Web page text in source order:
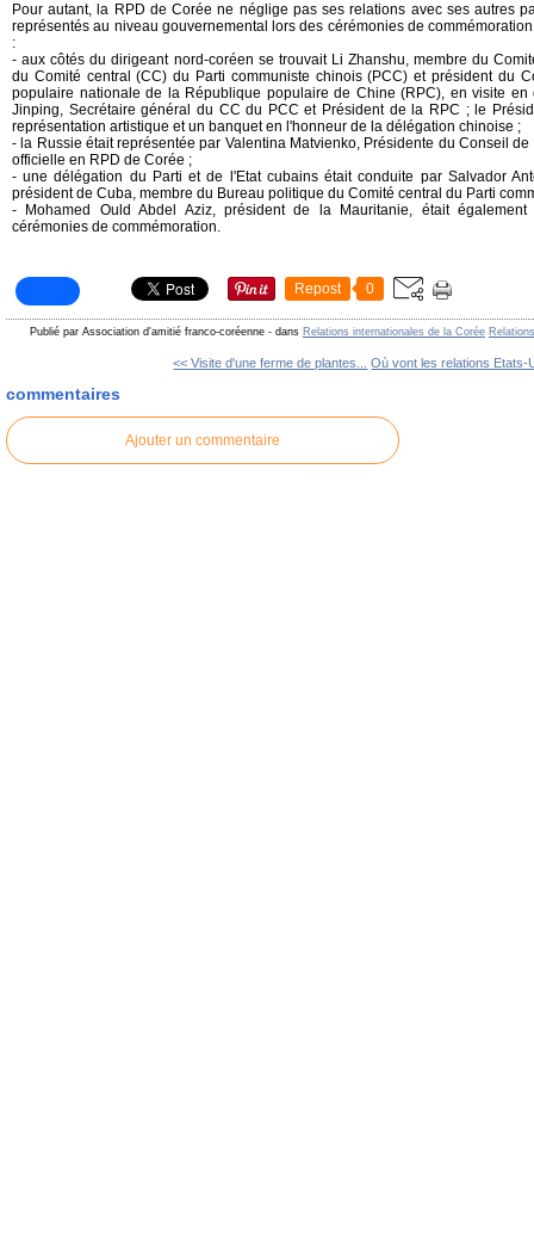
Pour autant, la RPD de Corée ne néglige pas ses relations avec ses autres
représentés au niveau gouvernemental lors des cérémonies de
:
- aux côtés du dirigeant nord-coréen se trouvait Li Zhanshu, membre du
du Comité central (CC) du Parti communiste chinois (PCC) et président du
populaire nationale de la République populaire de Chine (RPC), en visite
Jinping, Secrétaire général du CC du PCC et Président de la RPC ; le
représentation artistique et un banquet en l'honneur de la délégation chinoise ;
- la Russie était représentée par Valentina Matvienko, Présidente du Conseil
officielle en RPD de Corée ;
- une délégation du Parti et de l'Etat cubains était conduite par Salvador
président de Cuba, membre du Bureau politique du Comité central du Parti
-
Mohamed Ould Abdel Aziz, président de la Mauritanie, était
cérémonies de commémoration.
Repost 0
Publié par Association d'amitié franco-coréenne - dans Relations internationales de la Corée
<< Visite d'une ferme de plantes... Où vont les relations Etats-
commentaires
Ajouter un commentaire